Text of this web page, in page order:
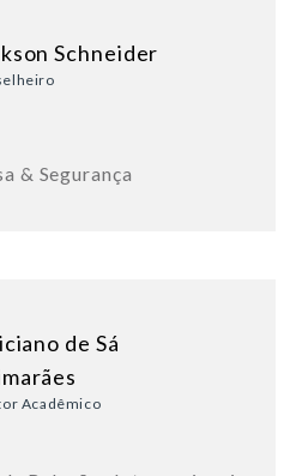
Schneider
& Segurança
de Sá
Acadêmico